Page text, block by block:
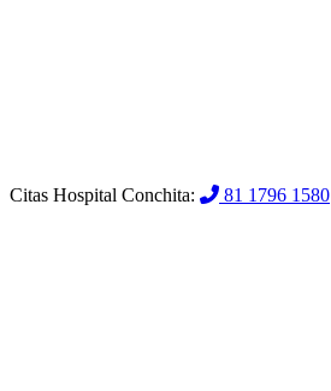
Citas Hospital Conchita: 81 1796 1580